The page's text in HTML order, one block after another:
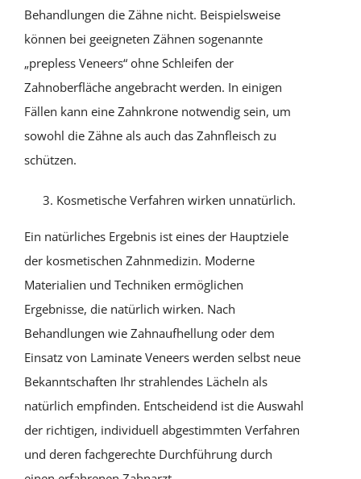
Behandlungen die Zähne nicht. Beispielsweise
können bei geeigneten Zähnen sogenannte
„prepless Veneers“ ohne Schleifen der
Zahnoberfläche angebracht werden. In einigen
Fällen kann eine Zahnkrone notwendig sein, um
sowohl die Zähne als auch das Zahnfleisch zu
schützen.
Kosmetische Verfahren wirken unnatürlich.
Ein natürliches Ergebnis ist eines der Hauptziele
der kosmetischen Zahnmedizin. Moderne
Materialien und Techniken ermöglichen
Ergebnisse, die natürlich wirken. Nach
Behandlungen wie Zahnaufhellung oder dem
Einsatz von Laminate Veneers werden selbst neue
Bekanntschaften Ihr strahlendes Lächeln als
natürlich empfinden. Entscheidend ist die Auswahl
der richtigen, individuell abgestimmten Verfahren
und deren fachgerechte Durchführung durch